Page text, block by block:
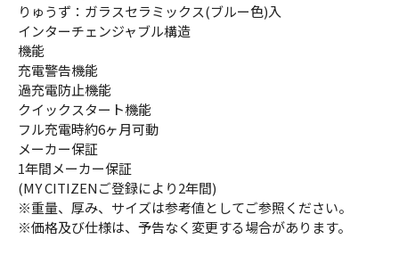
りゅうず：ガラスセラミックス(ブルー色)入
インターチェンジャブル構造
機能
充電警告機能
過充電防止機能
クイックスタート機能
フル充電時約6ヶ月可動
メーカー保証
1年間メーカー保証
(MY CITIZENご登録により2年間)
※重量、厚み、サイズは参考値としてご参照ください。
※価格及び仕様は、予告なく変更する場合があります。